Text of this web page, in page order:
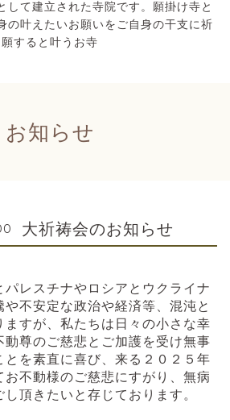
して建立された寺院です。願掛け寺と
の叶えたいお願いをご自身の干支に祈
願すると叶うお寺
お知らせ
大祈祷会のお知らせ
レスチナやロシアとウクライナ
不安定な政治や経済等、混沌と
ますが、私たちは日々の小さな幸
尊のご慈悲とご加護を受け無事
を素直に喜び、来る２０２５年
お不動様のご慈悲にすがり、無病
頂きたいと存じております。